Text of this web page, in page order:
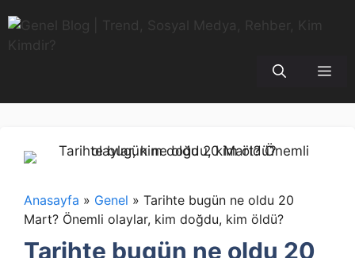
atla
Anasayfa » Genel » Tarihte bugün ne oldu 20
Mart? Önemli olaylar, kim doğdu, kim öldü?
Tarihte bugün ne oldu 20